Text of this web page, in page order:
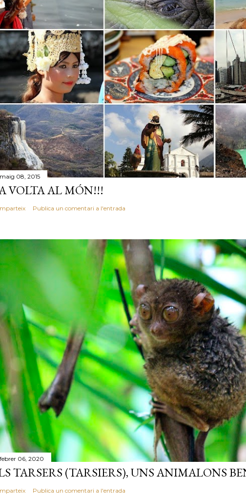
08, 2015
VOLTA AL MÓN!!!
Publica un comentari a l'entrada
06, 2020
TARSERS (TARSIERS), UNS ANIMALONS
Publica un comentari a l'entrada